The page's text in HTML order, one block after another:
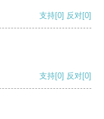
支持[0] 反对[0]
支持[0] 反对[0]